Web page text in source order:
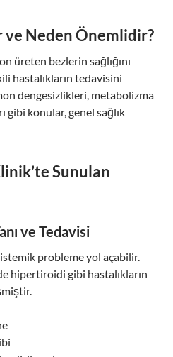
Neden Önemlidir?
üreten bezlerin sağlığını
hastalıkların tedavisini
dengesizlikleri, metabolizma
gibi konular, genel sağlık
Sunulan
ve Tedavisi
probleme yol açabilir.
hipertiroidi gibi hastalıkların